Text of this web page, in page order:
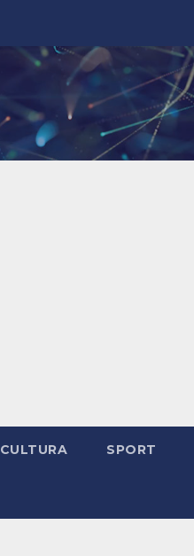
CULTURA SPORT